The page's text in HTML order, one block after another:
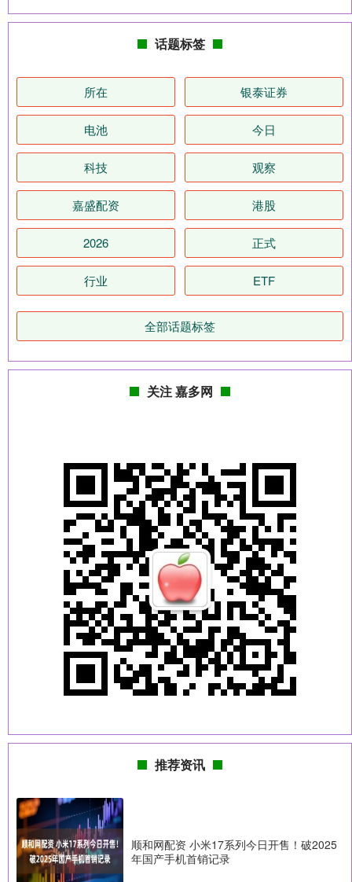
话题标签
所在 银泰证券
电池 今日
科技 观察
嘉盛配资 港股
2026 正式
行业 ETF
全部话题标签
关注 嘉多网
推荐资讯
顺和网配资 小米17系列今日开售！破2025
年国产手机首销记录